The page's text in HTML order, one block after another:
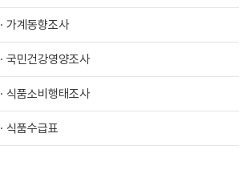
· 가계동향조사
· 국민건강영양조사
· 식품소비행태조사
· 식품수급표